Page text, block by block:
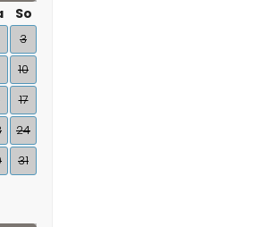
So
3
10
17
24
31